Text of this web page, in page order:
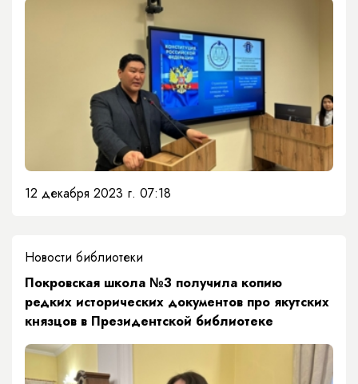
12 декабря 2023 г. 07:18
Новости библиотеки
​​Покровская школа №3 получила копию
редких исторических документов про якутских
князцов в Президентской библиотеке